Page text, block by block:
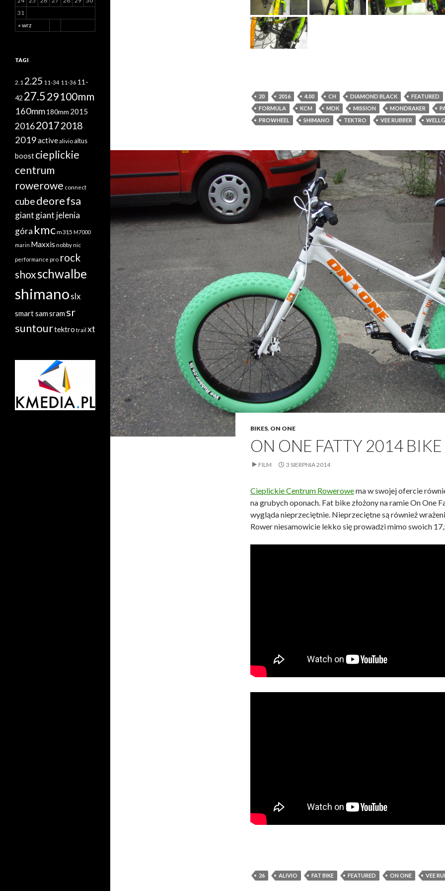
20 2016 4.00 CH DIAMOND BLACK
FEATURED
FORMULA
KCM MDK MISSION MONDRAKER
PROWHEEL
SHIMANO TEKTRO VEE RUBBER
BIKES, ON ONE
ON ONE FATTY 2014 BIKE
FILM 3 SIERPNIA 2014
Cieplickie Centrum Rowerowema w swojej ofercie
na grubych oponach. Fat bike złożony na ramie On One
wygląda nieprzeciętnie. Nieprzeciętne są również
Rower niesamowicie lekko się prowadzi mimo swoich
26 ALIVIO FAT BIKE FEATURED ON ONE VEE
« wrz
31
TAGI
2.1 2.25 11-34 11-36 11-
42 27.529100mm
160mm180mm 2015
201620172018
2019activealivioaltus
boostcieplickie
centrum
rowerowe connect
cubedeorefsa
giantgiant jelenia
góra kmcm315 M7000
marin Maxxis nobby nic
performance pro rock
shoxschwalbe
shimanoslx
smart samsramsr
suntourtektro trail xt
radiatory.com.pl